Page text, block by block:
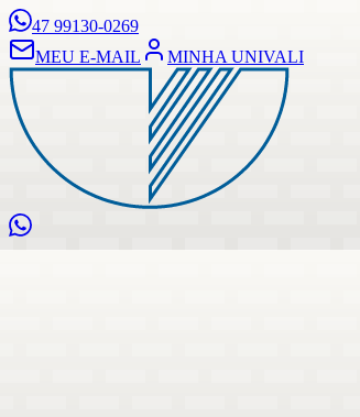
47 99130-0269
MEU E-MAIL
MINHA UNIVALI